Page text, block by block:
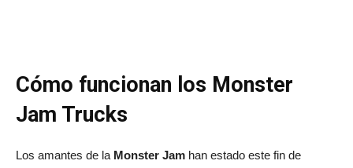
Cómo funcionan los Monster
Jam Trucks
Los amantes de la Monster Jam han estado este fin de